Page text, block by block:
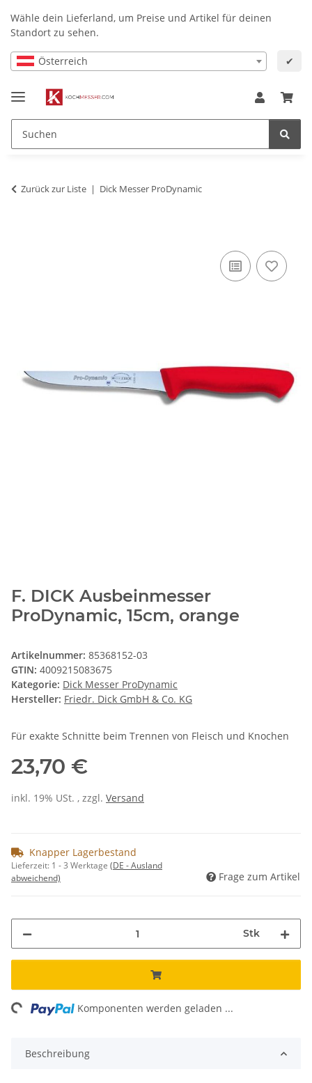
Wähle dein Lieferland, um Preise und Artikel für deinen
Standort zu sehen.
Österreich ✔
Zurück zur Liste Dick Messer ProDynamic
F. DICK Ausbeinmesser
ProDynamic, 15cm, orange
Artikelnummer: 85368152-03
GTIN: 4009215083675
Kategorie: Dick Messer ProDynamic
Hersteller: Friedr. Dick GmbH & Co. KG
Für exakte Schnitte beim Trennen von Fleisch und Knochen
23,70 €
inkl. 19% USt. , zzgl. Versand
Knapper Lagerbestand
Lieferzeit: 1 - 3 Werktage (DE - Ausland
abweichend)
Frage zum Artikel
Stk
Komponenten werden geladen ...
Beschreibung